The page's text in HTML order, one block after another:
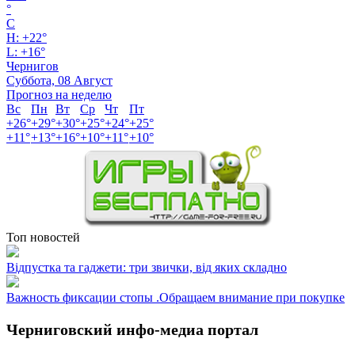
°
C
H: +22°
L: +16°
Чернигов
Суббота, 08 Август
Прогноз на неделю
Вс
Пн Вт Ср Чт
Пт
+26°+29°+30°+25°+24°+25°
+11°+13°+16°+10°+11°+10°
Топ новостей
Відпустка та гаджети: три звички, від яких складно
Важность фиксации стопы .Обращаем внимание при покупке
Черниговский инфо-медиа портал